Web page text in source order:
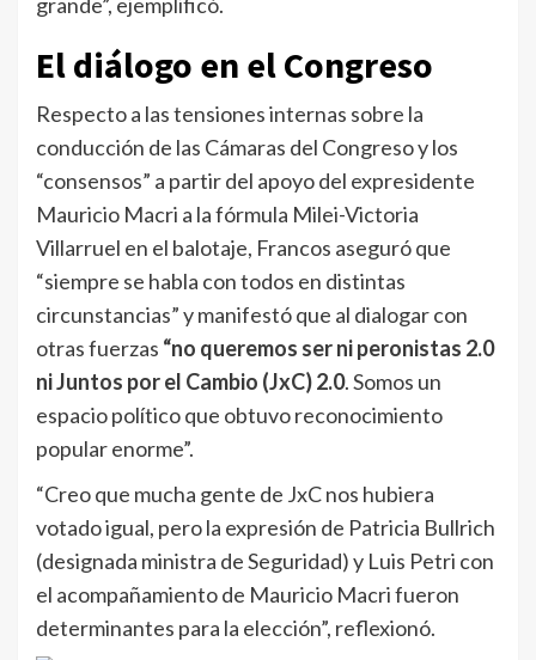
El diálogo en el Congreso
Respecto a las tensiones internas sobre la
conducción de las Cámaras del Congreso y los
“consensos” a partir del apoyo del expresidente
Mauricio Macri a la fórmula Milei-Victoria
Villarruel en el balotaje, Francos aseguró que
“siempre se habla con todos en distintas
circunstancias” y manifestó que al dialogar con
otras fuerzas “no queremos ser ni peronistas 2.0
ni Juntos por el Cambio (JxC) 2.0. Somos un
espacio político que obtuvo reconocimiento
popular enorme”.
“Creo que mucha gente de JxC nos hubiera
votado igual, pero la expresión de Patricia Bullrich
(designada ministra de Seguridad) y Luis Petri con
el acompañamiento de Mauricio Macri fueron
determinantes para la elección”, reflexionó.